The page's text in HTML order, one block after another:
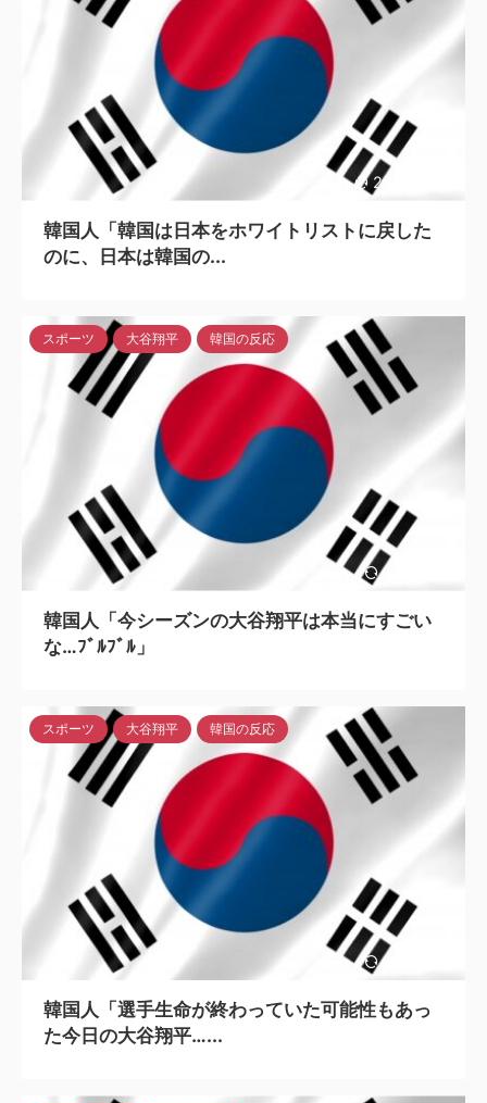
2023/4/25
韓国人「韓国は日本をホワイトリストに戻した
のに、日本は韓国の...
2024/5/6
スポーツ 大谷翔平 韓国の反応
韓国人「今シーズンの大谷翔平は本当にすごい
な…ﾌﾞﾙﾌﾞﾙ」
2024/5/6
スポーツ 大谷翔平 韓国の反応
韓国人「選手生命が終わっていた可能性もあっ
た今日の大谷翔平…...